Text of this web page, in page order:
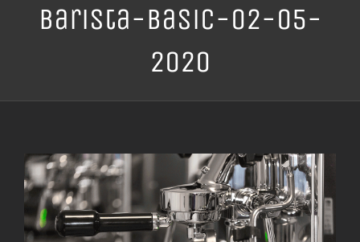
Barista-Basic-02-05-
2020